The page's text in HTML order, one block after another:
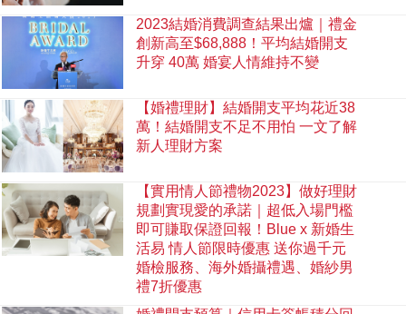
2023結婚消費調查結果出爐｜禮金
創新高至$68,888！平均結婚開支
升穿 40萬 婚宴人情維持不變
【婚禮理財】結婚開支平均花近38
萬！結婚開支不足不用怕 一文了解
新人理財方案
【實用情人節禮物2023】做好理財
規劃實現愛的承諾｜超低入場門檻
即可賺取保證回報！Blue x 新婚生
活易 情人節限時優惠 送你過千元
婚檢服務、海外婚攝禮遇、婚紗男
禮7折優惠